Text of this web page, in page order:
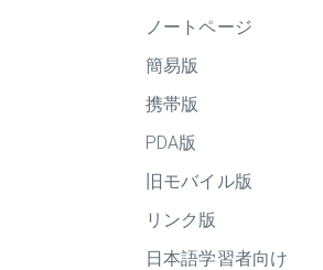
ノートページ
簡易版
携帯版
PDA版
旧モバイル版
リンク版
日本語学習者向け